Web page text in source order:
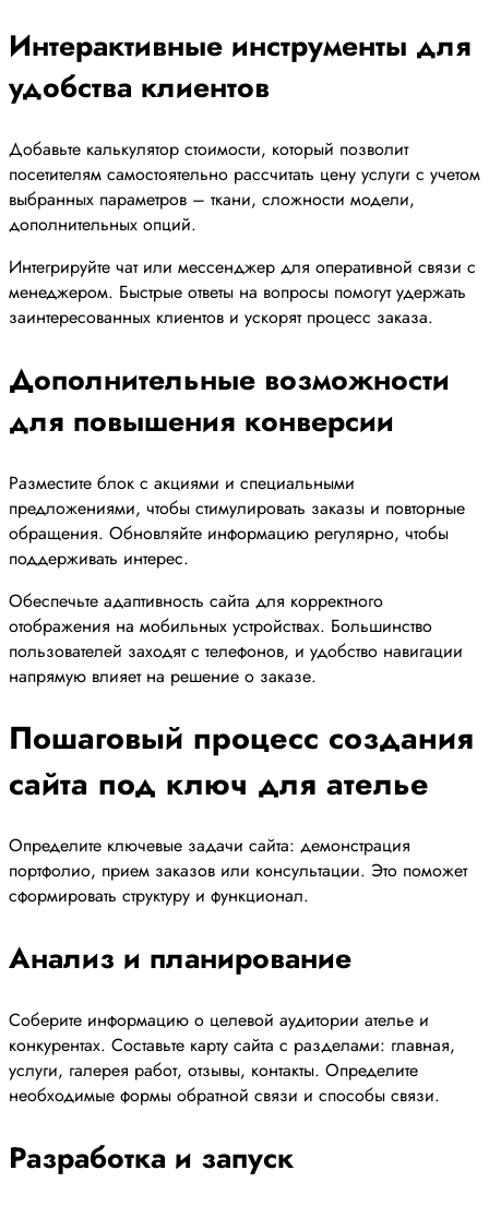
Интерактивные инструменты для
удобства клиентов
Добавьте калькулятор стоимости, который позволит
посетителям самостоятельно рассчитать цену услуги с учетом
выбранных параметров – ткани, сложности модели,
дополнительных опций.
Интегрируйте чат или мессенджер для оперативной связи с
менеджером. Быстрые ответы на вопросы помогут удержать
заинтересованных клиентов и ускорят процесс заказа.
Дополнительные возможности
для повышения конверсии
Разместите блок с акциями и специальными
предложениями, чтобы стимулировать заказы и повторные
обращения. Обновляйте информацию регулярно, чтобы
поддерживать интерес.
Обеспечьте адаптивность сайта для корректного
отображения на мобильных устройствах. Большинство
пользователей заходят с телефонов, и удобство навигации
напрямую влияет на решение о заказе.
Пошаговый процесс создания
сайта под ключ для ателье
Определите ключевые задачи сайта: демонстрация
портфолио, прием заказов или консультации. Это поможет
сформировать структуру и функционал.
Анализ и планирование
Соберите информацию о целевой аудитории ателье и
конкурентах. Составьте карту сайта с разделами: главная,
услуги, галерея работ, отзывы, контакты. Определите
необходимые формы обратной связи и способы связи.
Разработка и запуск